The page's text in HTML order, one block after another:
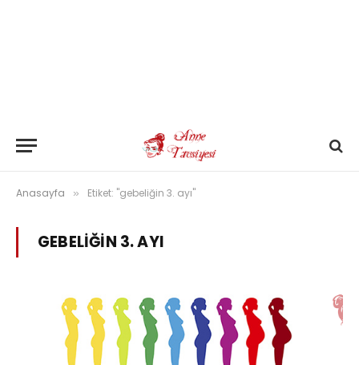
Anasayfa » Etiket: "gebeliğin 3. ayı"
GEBELIĞIN 3. AYI